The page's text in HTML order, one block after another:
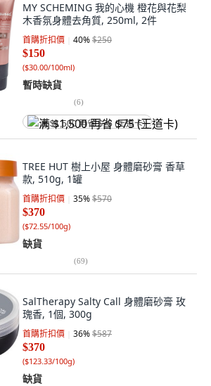
MY SCHEMING 我的心機 橙花與花梨
木香氛身體去角質, 250ml, 2件
首購折扣價 40%$250
$150
($30.00/100ml)
暫時缺貨
(6)
满 $1,500 再省 $75 (王道卡)
TREE HUT 樹上小屋 身體磨砂膏 香草
款, 510g, 1罐
首購折扣價 35%$570
$370
($72.55/100g)
缺貨
(69)
SalTherapy Salty Call 身體磨砂膏 玫
瑰香, 1個, 300g
首購折扣價 36%$587
$370
($123.33/100g)
缺貨